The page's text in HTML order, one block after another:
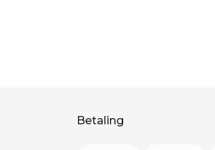
Betaling